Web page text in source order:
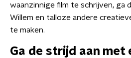
waanzinnige film te schrijven, ga
Willem en talloze andere
te maken.
Ga de strijd aan met